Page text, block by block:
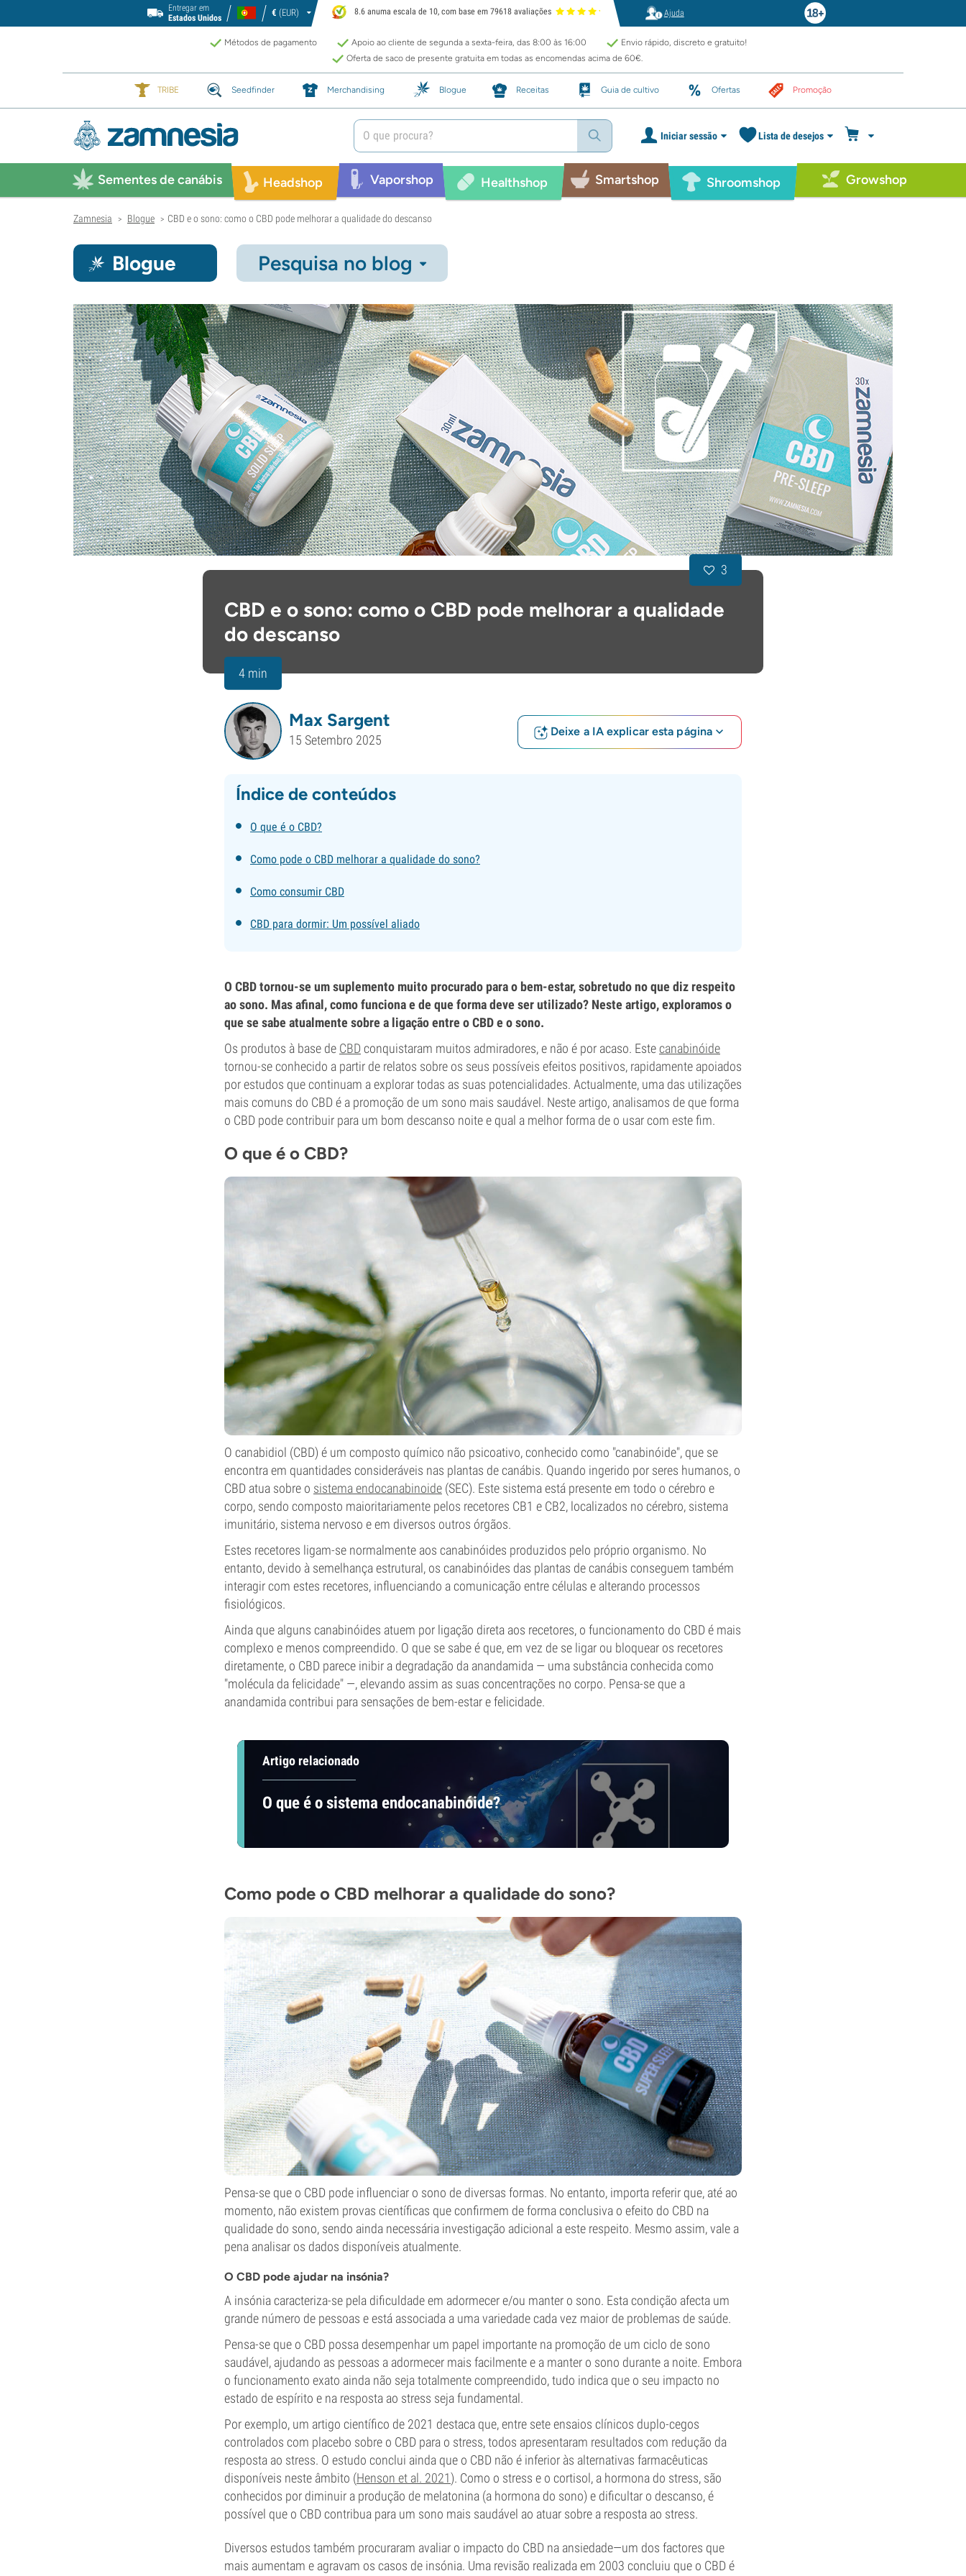
Entregar em
Estados Unidos
€ (EUR) 8.6 anuma escala de 10, com base em 79618 avaliações Ajuda
Métodos de pagamento Apoio ao cliente de segunda a sexta-feira, das 8:00 às 16:00
Envio rápido, discreto e gratuito!
Oferta de saco de presente gratuita em todas as encomendas acima de 60€.
TRIBE Seedfinder Merchandising Blogue Receitas Guia de cultivo Ofertas Promoção
Iniciar sessão Lista de desejos
Sementes de canábis Headshop Vaporshop Healthshop Smartshop Shroomshop Growshop
Zamnesia > Blogue > CBD e o sono: como o CBD pode melhorar a qualidade do descanso
Blogue Pesquisa no blog
CBD e o sono: como o CBD pode melhorar a qualidade
do descanso
4 min
3
Max Sargent
15 Setembro 2025
Deixe a IA explicar esta página
Índice de conteúdos
O que é o CBD?
Como pode o CBD melhorar a qualidade do sono?
Como consumir CBD
CBD para dormir: Um possível aliado
O CBD tornou-se um suplemento muito procurado para o bem-estar, sobretudo no que diz respeito
ao sono. Mas afinal, como funciona e de que forma deve ser utilizado? Neste artigo, exploramos o
que se sabe atualmente sobre a ligação entre o CBD e o sono.
Os produtos à base de CBD conquistaram muitos admiradores, e não é por acaso. Estecanabinóide
tornou-se conhecido a partir de relatos sobre os seus possíveis efeitos positivos, rapidamente apoiados
por estudos que continuam a explorar todas as suas potencialidades. Actualmente, uma das utilizações
mais comuns do CBD é a promoção de um sono mais saudável. Neste artigo, analisamos de que forma
o CBD pode contribuir para um bom descanso noite e qual a melhor forma de o usar com este fim.
O que é o CBD?
O canabidiol (CBD) é um composto químico não psicoativo, conhecido como "canabinóide", que se
encontra em quantidades consideráveis nas plantas de canábis. Quando ingerido por seres humanos, o
CBD atua sobre o sistema endocanabinoide (SEC). Este sistema está presente em todo o cérebro e
corpo, sendo composto maioritariamente pelos recetores CB1 e CB2, localizados no cérebro, sistema
imunitário, sistema nervoso e em diversos outros órgãos.
Estes recetores ligam-se normalmente aos canabinóides produzidos pelo próprio organismo. No
entanto, devido à semelhança estrutural, os canabinóides das plantas de canábis conseguem também
interagir com estes recetores, influenciando a comunicação entre células e alterando processos
fisiológicos.
Ainda que alguns canabinóides atuem por ligação direta aos recetores, o funcionamento do CBD é mais
complexo e menos compreendido. O que se sabe é que, em vez de se ligar ou bloquear os recetores
diretamente, o CBD parece inibir a degradação da anandamida — uma substância conhecida como
"molécula da felicidade" —, elevando assim as suas concentrações no corpo. Pensa-se que a
anandamida contribui para sensações de bem-estar e felicidade.
Artigo relacionado
O que é o sistema endocanabinóide?
Como pode o CBD melhorar a qualidade do sono?
Pensa-se que o CBD pode influenciar o sono de diversas formas. No entanto, importa referir que, até ao
momento, não existem provas científicas que confirmem de forma conclusiva o efeito do CBD na
qualidade do sono, sendo ainda necessária investigação adicional a este respeito. Mesmo assim, vale a
pena analisar os dados disponíveis atualmente.
O CBD pode ajudar na insónia?
A insónia caracteriza-se pela dificuldade em adormecer e/ou manter o sono. Esta condição afecta um
grande número de pessoas e está associada a uma variedade cada vez maior de problemas de saúde.
Pensa-se que o CBD possa desempenhar um papel importante na promoção de um ciclo de sono
saudável, ajudando as pessoas a adormecer mais facilmente e a manter o sono durante a noite. Embora
o funcionamento exato ainda não seja totalmente compreendido, tudo indica que o seu impacto no
estado de espírito e na resposta ao stress seja fundamental.
Por exemplo, um artigo científico de 2021 destaca que, entre sete ensaios clínicos duplo-cegos
controlados com placebo sobre o CBD para o stress, todos apresentaram resultados com redução da
resposta ao stress. O estudo conclui ainda que o CBD não é inferior às alternativas farmacêuticas
disponíveis neste âmbito (Henson et al. 2021). Como o stress e o cortisol, a hormona do stress, são
conhecidos por diminuir a produção de melatonina (a hormona do sono) e dificultar o descanso, é
possível que o CBD contribua para um sono mais saudável ao atuar sobre a resposta ao stress.
Diversos estudos também procuraram avaliar o impacto do CBD na ansiedade—um dos factores que
mais aumentam e agravam os casos de insónia. Uma revisão realizada em 2003 concluiu que o CBD é